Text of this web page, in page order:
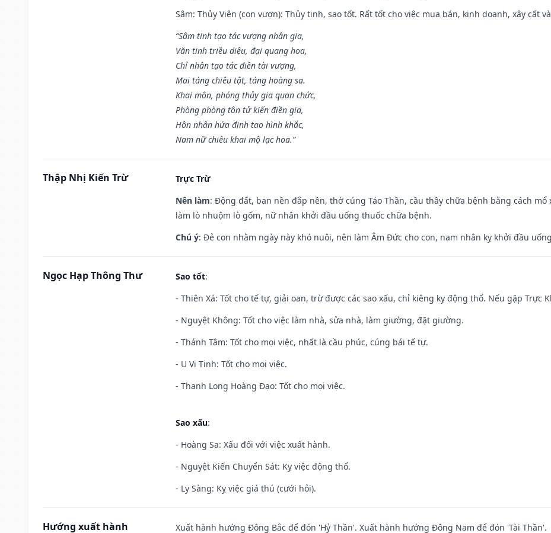
Sâm: Thủy Viên (con vượn): Thủy tinh, sao tốt. Rất tốt cho việc mua bán, kinh doanh, xây cất
“Sâm tinh tạo tác vượng nhân gia,
Văn tinh triều diệu, đại quang hoa,
Chỉ nhân tạo tác điền tài vượng,
Mai táng chiêu tật, táng hoàng sa.
Khai môn, phóng thủy gia quan chức,
Phòng phòng tôn tử kiến điền gia,
Hôn nhân hứa định tao hình khắc,
Nam nữ chiêu khai mộ lạc hoa.”
Thập Nhị Kiến Trừ
Trực Trừ
Nên làm: Động đất, ban nền đắp nền, thờ cúng Táo Thần, cầu thầy chữa bệnh bằng cách
làm lò nhuộm lò gốm, nữ nhân khởi đầu uống thuốc chữa bệnh.
Chú ý: Đẻ con nhằm ngày này khó nuôi, nên làm Âm Đức cho con, nam nhân kỵ khởi đầu
Ngọc Hạp Thông Thư Sao tốt:
- Thiên Xá: Tốt cho tế tự, giải oan, trừ được các sao xấu, chỉ kiêng kỵ động thổ. Nếu gặp Trực
- Nguyệt Không: Tốt cho việc làm nhà, sửa nhà, làm giường, đặt giường.
- Thánh Tâm: Tốt cho mọi việc, nhất là cầu phúc, cúng bái tế tự.
- U Vi Tinh: Tốt cho mọi việc.
- Thanh Long Hoàng Đạo: Tốt cho mọi việc.
Sao xấu:
- Hoàng Sa: Xấu đối với việc xuất hành.
- Nguyệt Kiến Chuyển Sát: Kỵ việc động thổ.
- Ly Sàng: Kỵ việc giá thú (cưới hỏi).
Hướng xuất hành
Xuất hành hướng Đông Bắc để đón 'Hỷ Thần'. Xuất hành hướng Đông Nam để đón 'Tài Thần'.